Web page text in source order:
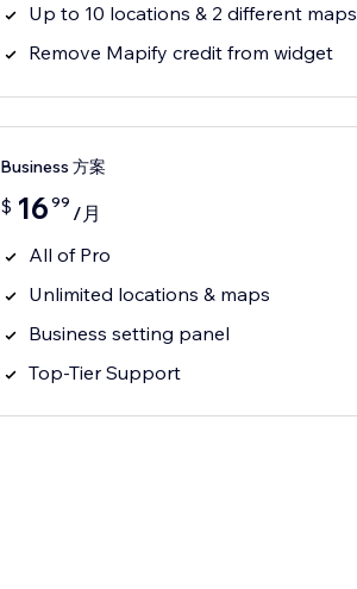
Up to 10 locations & 2 different maps
Remove Mapify credit from widget
Business 方案
$ 16 99 /月
All of Pro
Unlimited locations & maps
Business setting panel
Top-Tier Support